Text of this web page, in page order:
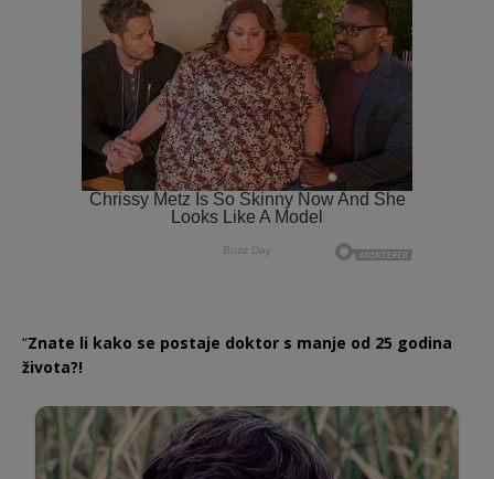
“Znate li kako se postaje doktor s manje od 25 godina
života?!